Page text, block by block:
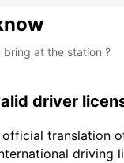
bring at the station ?
driver
official translation
driving